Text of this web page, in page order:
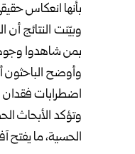
بأنها انعكاس
وبيّنت النتائج
بمن شاهدوا
وأوضح الباحثون
اضطرابات فقدان
وتؤكد الأبحاث
الحسية، ما يفتح